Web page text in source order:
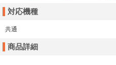
対応機種
共通
商品詳細